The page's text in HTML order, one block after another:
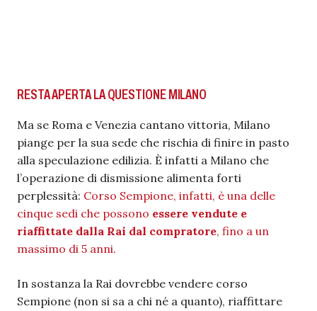
RESTA APERTA LA QUESTIONE MILANO
Ma se Roma e Venezia cantano vittoria, Milano
piange per la sua sede che rischia di finire in pasto
alla speculazione edilizia. È infatti a Milano che
l’operazione di dismissione alimenta forti
perplessità: Corso Sempione, infatti, è una delle
cinque sedi che possono essere vendute e
riaffittate dalla Rai dal compratore, fino a un
massimo di 5 anni.
In sostanza la Rai dovrebbe vendere corso
Sempione (non si sa a chi né a quanto), riaffittare